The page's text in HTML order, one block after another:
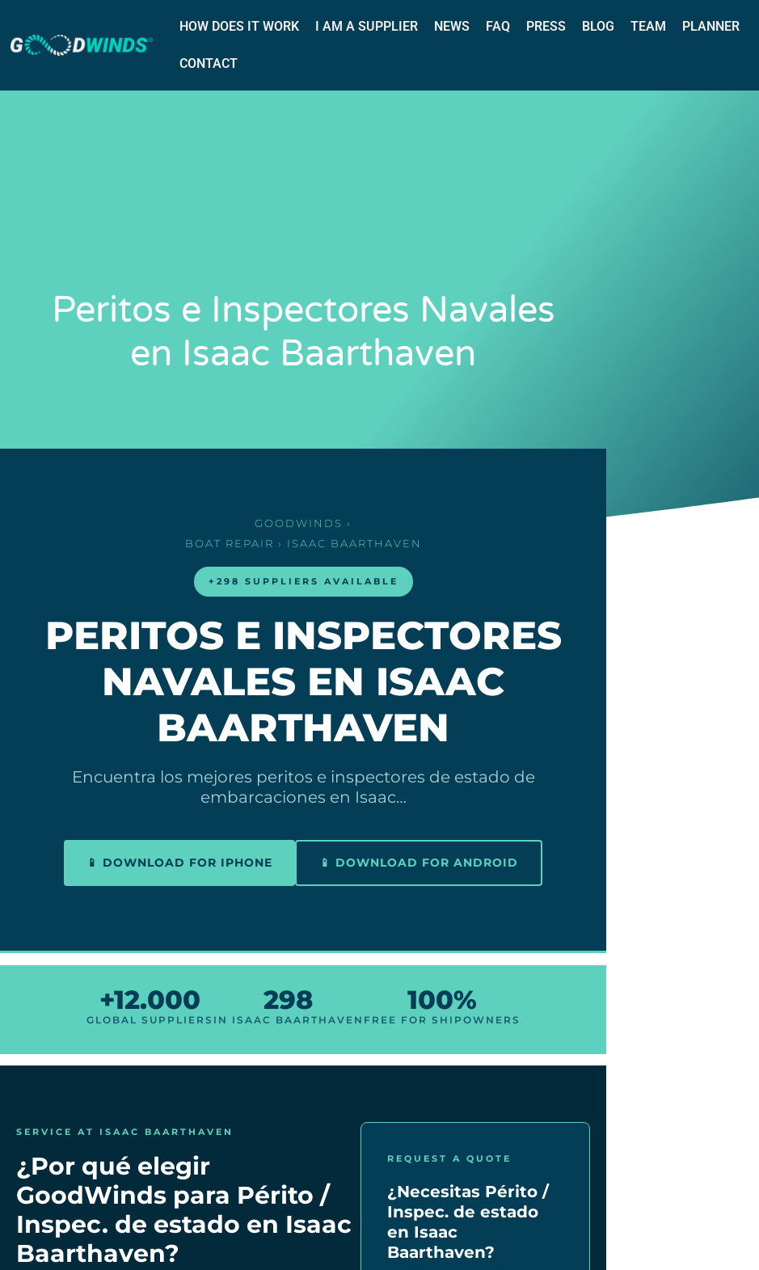
HOW DOES IT WORK I AM A SUPPLIER NEWS FAQ PRESS BLOG TEAM PLANNER
CONTACT
Peritos e Inspectores Navales
en Isaac Baarthaven
GOODWINDS ›
BOAT REPAIR › ISAAC BAARTHAVEN
+298 SUPPLIERS AVAILABLE
PERITOS E INSPECTORES
NAVALES EN ISAAC
BAARTHAVEN
Encuentra los mejores peritos e inspectores de estado de
embarcaciones en Isaac…
📱 DOWNLOAD FOR IPHONE 📱 DOWNLOAD FOR ANDROID
+12.000
GLOBAL SUPPLIERS
298
IN ISAAC BAARTHAVEN
100%
FREE FOR SHIPOWNERS
SERVICE AT ISAAC BAARTHAVEN
¿Por qué elegir
GoodWinds para Périto /
Inspec. de estado en Isaac
Baarthaven?
REQUEST A QUOTE
¿Necesitas Périto /
Inspec. de estado
en Isaac
Baarthaven?